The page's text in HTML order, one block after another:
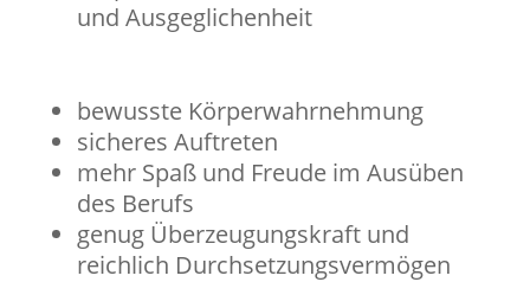
und Ausgeglichenheit
bewusste Körperwahrnehmung
sicheres Auftreten
mehr Spaß und Freude im Ausüben
des Berufs
genug Überzeugungskraft und
reichlich Durchsetzungsvermögen